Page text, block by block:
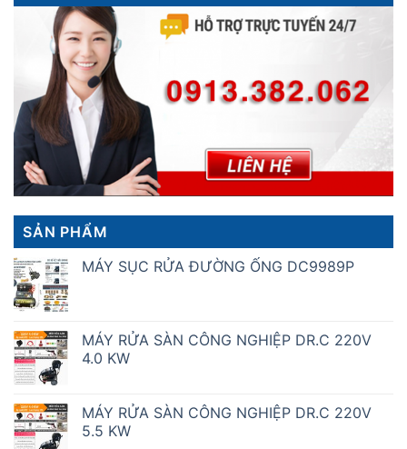
SẢN PHẨM
MÁY SỤC RỬA ĐƯỜNG ỐNG DC9989P
MÁY RỬA SÀN CÔNG NGHIỆP DR.C 220V
4.0 KW
MÁY RỬA SÀN CÔNG NGHIỆP DR.C 220V
5.5 KW